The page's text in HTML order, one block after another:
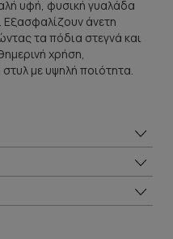
υφή, φυσική γυαλάδα
Εξασφαλίζουν άνετη
τα πόδια στεγνά και
χρήση,
με υψηλή ποιότητα.